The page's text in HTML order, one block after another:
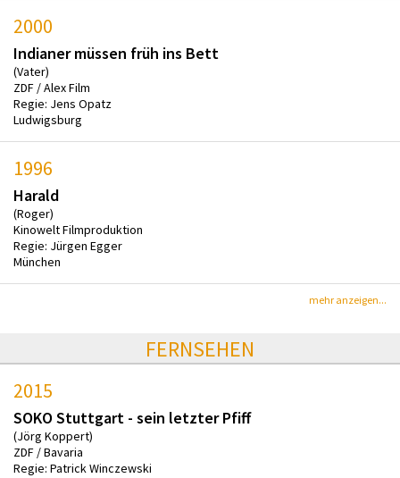
2000
Indianer müssen früh ins Bett
(Vater)
ZDF / Alex Film
Regie: Jens Opatz
Ludwigsburg
1996
Harald
(Roger)
Kinowelt Filmproduktion
Regie: Jürgen Egger
München
mehr anzeigen...
FERNSEHEN
2015
SOKO Stuttgart - sein letzter Pfiff
(Jörg Koppert)
ZDF / Bavaria
Regie: Patrick Winczewski